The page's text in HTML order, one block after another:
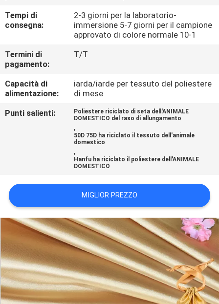
CASI
COMPANY
MAPPA
POLICY
Tempi di
consegna:
2-3 giorni per la laboratorio-
immersione 5-7 giorni per il campione
approvato di colore normale 10-1
Termini di
pagamento:
T/T
Capacità di
alimentazione:
iarda/iarde per tessuto del poliestere
di mese
Punti salienti:
Poliestere riciclato di seta dell'ANIMALE
DOMESTICO del raso di allungamento
,
50D 75D ha riciclato il tessuto dell'animale
domestico
,
Hanfu ha riciclato il poliestere dell'ANIMALE
DOMESTICO
MIGLIOR PREZZO